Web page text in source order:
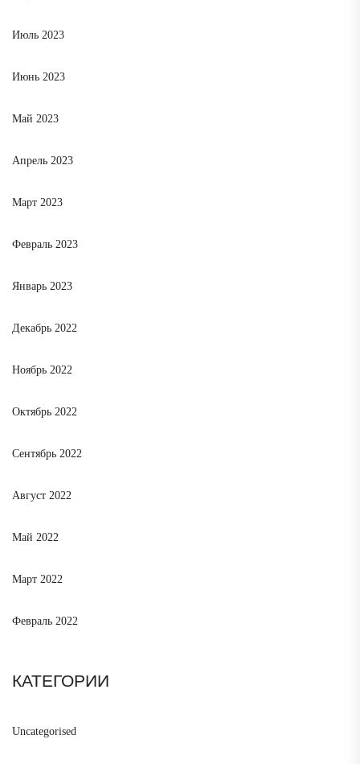
Июль 2023
Июнь 2023
Май 2023
Апрель 2023
Март 2023
Февраль 2023
Январь 2023
Декабрь 2022
Ноябрь 2022
Октябрь 2022
Сентябрь 2022
Август 2022
Май 2022
Март 2022
Февраль 2022
КАТЕГОРИИ
Uncategorised